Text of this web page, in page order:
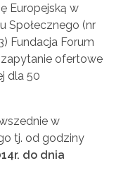
Europejską w
Społecznego (nr
Fundacja Forum
ofertowe
dla 50
w
tj. od godziny
do dnia